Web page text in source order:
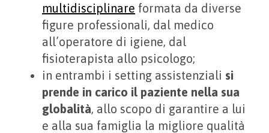
multidisciplinare formata da diverse
figure professionali, dal medico
all’operatore di igiene, dal
fisioterapista allo psicologo;
in entrambi i setting assistenziali si
prende in carico il paziente nella sua
globalità, allo scopo di garantire a lui
e alla sua famiglia la migliore qualità